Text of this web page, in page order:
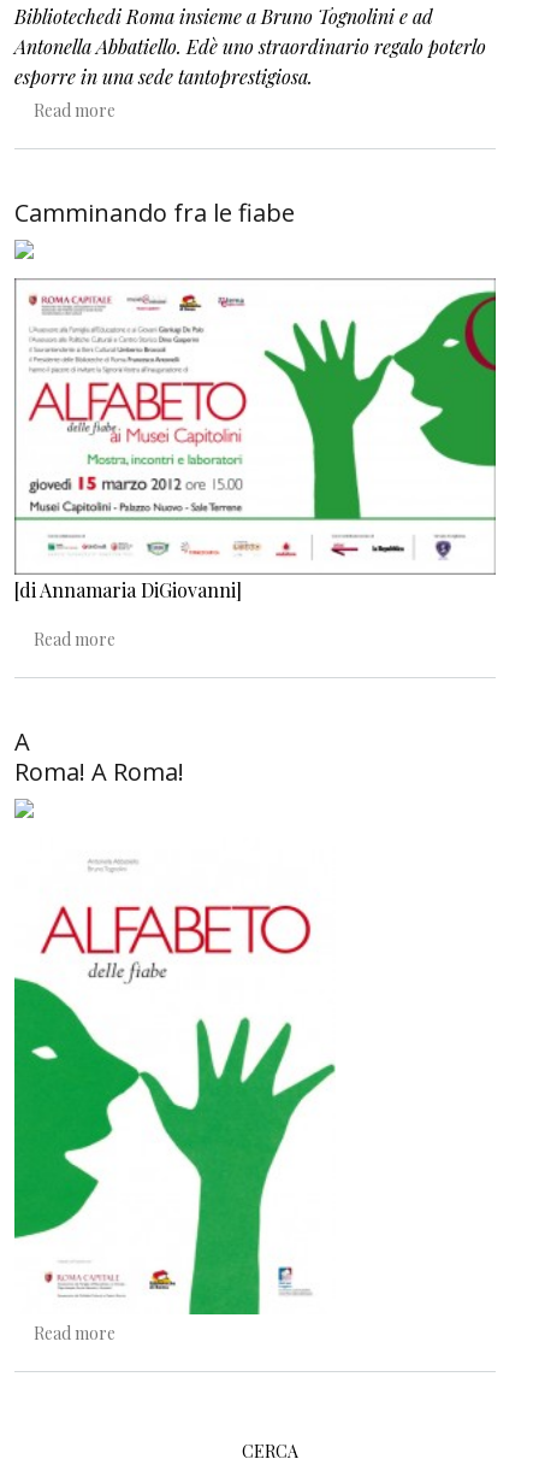
Bibliotechedi Roma insieme a Bruno Tognolini e ad
Antonella Abbatiello. Edè uno straordinario regalo poterlo
esporre in una sede tantoprestigiosa.
Read more
Camminando fra le fiabe
[di Annamaria DiGiovanni]
Read more
A
Roma! A Roma!
Read more
CERCA